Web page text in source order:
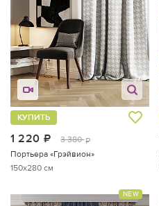
1 220 руб.
3 380 руб.
КУПИТЬ
Портьера «Грэйвион»
150x280 см
NEW